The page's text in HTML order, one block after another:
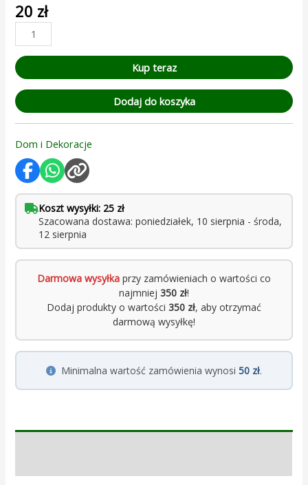
20 zł
Kup teraz
Dodaj do koszyka
Dom i Dekoracje
Koszt wysyłki: 25 zł
Szacowana dostawa: poniedziałek, 10 sierpnia - środa,
12 sierpnia
Darmowa wysyłka przy zamówieniach o wartości co
najmniej 350 zł!
Dodaj produkty o wartości 350 zł, aby otrzymać
darmową wysyłkę!
Minimalna wartość zamówienia wynosi 50 zł.